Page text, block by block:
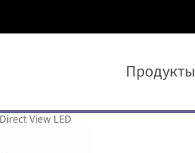
Продукты
View LED